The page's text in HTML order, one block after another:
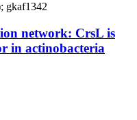
gkaf1342
network: CrsL is
in actinobacteria